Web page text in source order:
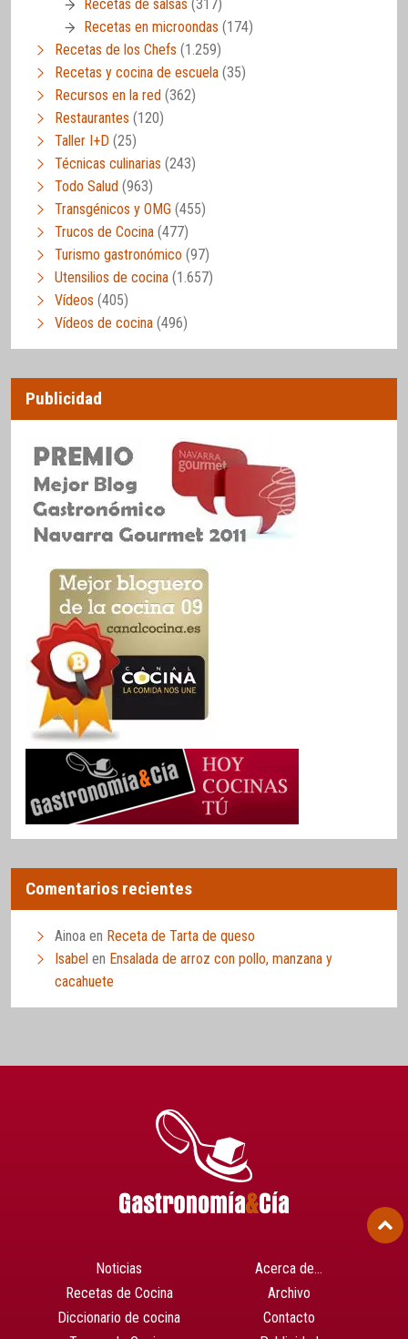
Recetas de salsas (317)
Recetas en microondas (174)
Recetas de los Chefs (1.259)
Recetas y cocina de escuela (35)
Recursos en la red (362)
Restaurantes (120)
Taller I+D (25)
Técnicas culinarias (243)
Todo Salud (963)
Transgénicos y OMG (455)
Trucos de Cocina (477)
Turismo gastronómico (97)
Utensilios de cocina (1.657)
Vídeos (405)
Vídeos de cocina (496)
Publicidad
Comentarios recientes
Ainoa en Receta de Tarta de queso
Isabel en Ensalada de arroz con pollo, manzana y
cacahuete
Noticias
Recetas de Cocina
Diccionario de cocina
Acerca de…
Archivo
Contacto